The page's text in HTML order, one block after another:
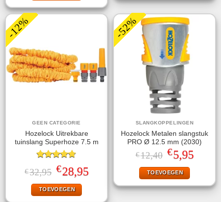
-12%
GEEN CATEGORIE
Hozelock Uitrekbare
tuinslang Superhoze 7.5 m
Gewaardeerd
4.67uit 5
€32,95 Oorspronkelijke
prijs
was:
€32,95.
€28,95Huidige
prijs
TOEVOEGEN
-52%
SLANGKOPPELINGEN
Hozelock Metalen slangstuk
PRO Ø 12.5 mm (2030)
€12,40 Oorspronkelijke
prijs
was:
€12,40.
€5,95Huidige
prijs
TOEVOEGEN